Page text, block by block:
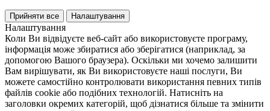
Прийняти все Налаштування
Налаштування
Коли Ви відвідуєте веб-сайт або використовуєте програму,
інформація може збиратися або зберігатися (наприклад, за
допомогою Вашого браузера). Оскільки ми хочемо залишити
Вам вирішувати, як Ви використовуєте наші послуги, Ви
можете самостійно контролювати використання певних типів
файлів cookie або подібних технологій. Натисніть на
заголовки окремих категорій, щоб дізнатися більше та змінити